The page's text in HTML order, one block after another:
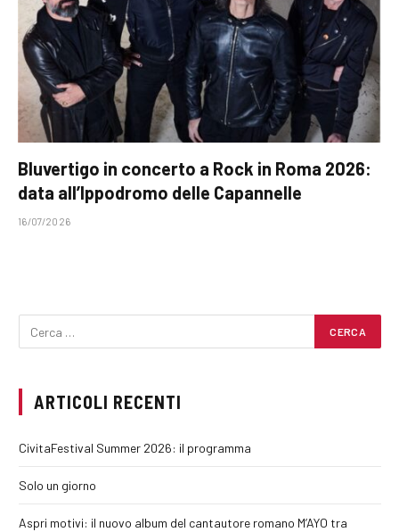
Bluvertigo in concerto a Rock in Roma 2026:
data all’Ippodromo delle Capannelle
16/07/2026
ARTICOLI RECENTI
CivitaFestival Summer 2026: il programma
Solo un giorno
Aspri motivi: il nuovo album del cantautore romano M’AYO tra